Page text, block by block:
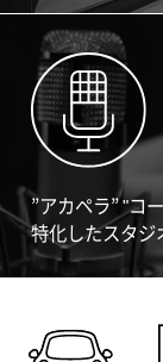
”アカペラ” "コ
特化したスタジ